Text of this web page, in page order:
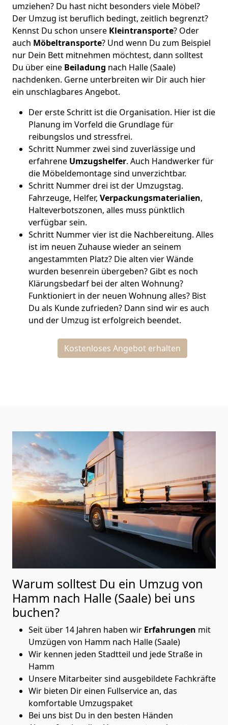
umziehen? Du hast nicht besonders viele Möbel?
Der Umzug ist beruflich bedingt, zeitlich begrenzt?
Kennst Du schon unsere Kleintransporte? Oder
auch Möbeltransporte? Und wenn Du zum Beispiel
nur Dein Bett mitnehmen möchtest, dann solltest
Du über eine Beiladung nach Halle (Saale)
nachdenken. Gerne unterbreiten wir Dir auch hier
ein unschlagbares Angebot.
Der erste Schritt ist die Organisation. Hier ist die
Planung im Vorfeld die Grundlage für
reibungslos und stressfrei.
Schritt Nummer zwei sind zuverlässige und
erfahrene Umzugshelfer. Auch Handwerker für
die Möbeldemontage sind unverzichtbar.
Schritt Nummer drei ist der Umzugstag.
Fahrzeuge, Helfer, Verpackungsmaterialien,
Halteverbotszonen, alles muss pünktlich
verfügbar sein.
Schritt Nummer vier ist die Nachbereitung. Alles
ist im neuen Zuhause wieder an seinem
angestammten Platz? Die alten vier Wände
wurden besenrein übergeben? Gibt es noch
Klärungsbedarf bei der alten Wohnung?
Funktioniert in der neuen Wohnung alles? Bist
Du als Kunde zufrieden? Dann sind wir es auch
und der Umzug ist erfolgreich beendet.
Kostenloses Angebot erhalten
Warum solltest Du ein Umzug von
Hamm nach Halle (Saale) bei uns
buchen?
Seit über 14 Jahren haben wir Erfahrungen mit
Umzügen von Hamm nach Halle (Saale)
Wir kennen jeden Stadtteil und jede Straße in
Hamm
Unsere Mitarbeiter sind ausgebildete Fachkräfte
Wir bieten Dir einen Fullservice an, das
komfortable Umzugspaket
Bei uns bist Du in den besten Händen